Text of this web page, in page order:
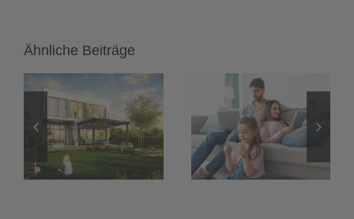
Ähnliche Beiträge
Heimnetzwerk
einrichten:
Das
unsichtbare
Fundament
für dein KNX
und LED-
Spots:
Flimmerfreies
Dimmen mit
24-Volt-